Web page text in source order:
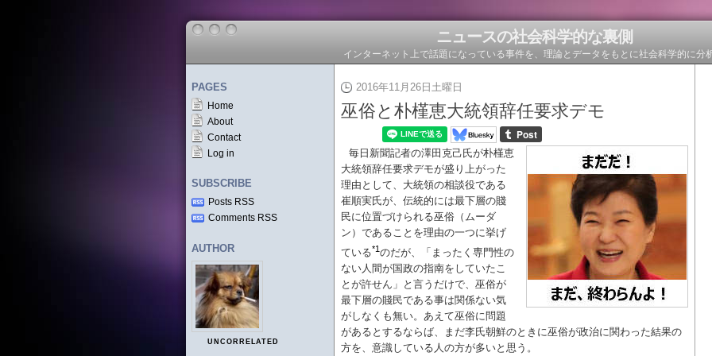
ニュースの社会科学的な裏側
インターネット上で話題になっている事件を、理論とデータをもとに社会科学的に分
PAGES
Home
About
Contact
Log in
SUBSCRIBE
Posts RSS
Comments RSS
AUTHOR
UNCORRELATED
2016年11月26日土曜日
巫俗と朴槿恵大統領辞任要求デモ
毎日新聞記者の澤田克己氏が朴槿恵
大統領辞任要求デモが盛り上がった
理由として、大統領の相談役である
崔順実氏が、伝統的には最下層の賤
民に位置づけられる巫俗（ムーダ
ン）であることを理由の一つに挙げ
ている*1のだが、「まったく専門性の
ない人間が国政の指南をしていたこ
とが許せん」と言うだけで、巫俗が
最下層の賤民である事は関係ない気
がしなくも無い。あえて巫俗に問題
があるとするならば、まだ李氏朝鮮のときに巫俗が政治に関わった結果の
方を、意識している人の方が多いと思う。